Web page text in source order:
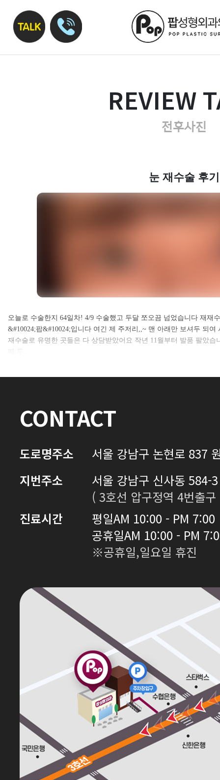
REVIEW
전후사진
눈 재수술 후기
셀카후기 전체 내용은
로그인 후 확인하실 수 있습니다.
오늘로 수술한지 64일차! 4/9 수술했고 두달 쪼오끔 넘었습니다 재재
&#10024;팝&#10024;입니다 여긴 제 주저리,,~ 맨 아래만 보셔두 되
재수술로 유명한 곳들은 다 상담받았어요 작년 11월부터 발품 팔았
째 두…
CONTACT
도로명주소
서울 강남구 논현로 837
지번주소
서울 강남구 신사동 584-
( 3호선 압구정역 4번출
진료시간
평일AM 10:00 - PM 7:00
공휴일AM 10:00 - PM
※공휴일,일요일 휴진